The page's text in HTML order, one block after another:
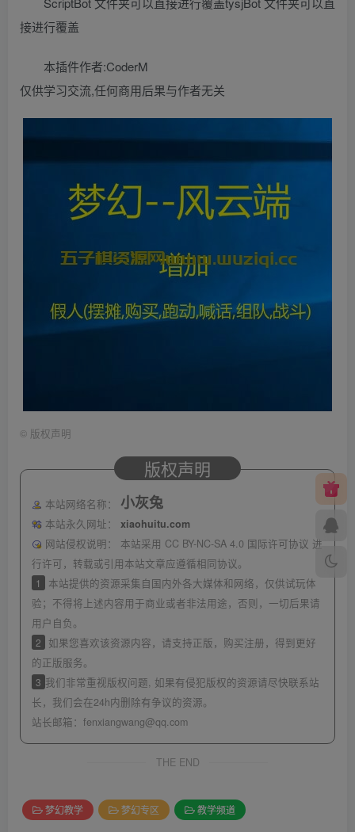
接进行覆盖
本插件作者:CoderM
仅供学习交流,任何商用后果与作者无关
© 版权声明
版权声明
本站网络名称： 小灰兔
本站永久网址：
xiaohuitu.com
网站侵权说明：
本站采用 CC BY-NC-SA 4.0 国际许可协议 进
行许可，转载或引用本站文章应遵循相同协议。
1
本站提供的资源采集自国内外各大媒体和网络，仅供试玩体
验；不得将上述内容用于商业或者非法用途，否则，一切后果请
用户自负。
2
如果您喜欢该资源内容，请支持正版，购买注册，得到更好
的正版服务。
3 我们非常重视版权问题, 如果有侵犯版权的资源请尽快联系站
长，我们会在24h内删除有争议的资源。
站长邮箱： fenxiangwang@qq.com
THE END
梦幻教学 梦幻专区 教学频道